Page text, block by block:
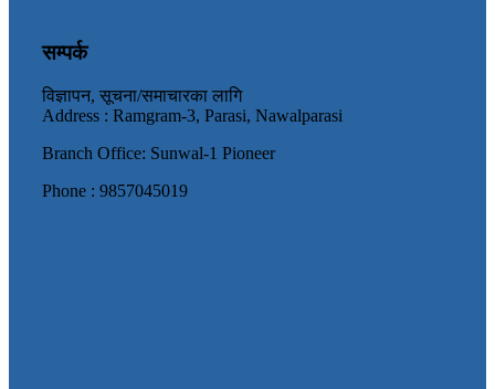
सम्पर्क
विज्ञापन, सूचना/समाचारका लागि
Address : Ramgram-3, Parasi, Nawalparasi
Branch Office: Sunwal-1 Pioneer
Phone : 9857045019